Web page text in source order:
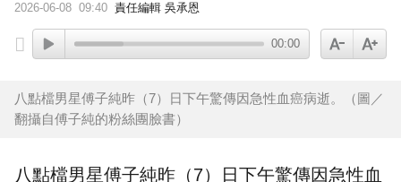
2026-06-08 09:40 責任編輯 吳承恩
00:00
八點檔男星傅子純昨（7）日下午驚傳因急性血癌病逝。（圖／
翻攝自傅子純的粉絲團臉書）
八點檔男星傅子純昨（7）日下午驚傳因急性血